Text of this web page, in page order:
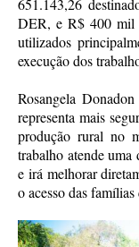
DER, e R$ 400 mil
utilizados
execução dos
Rosangela
representa mais
produção rural no
trabalho atende uma
e irá melhorar
o acesso das